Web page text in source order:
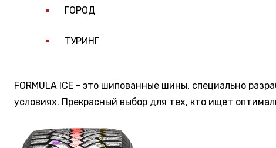
ГОРОД
ТУРИНГ
FORMULA ICE - это шипованные шины, специально
условиях. Прекрасный выбор для тех, кто ищет